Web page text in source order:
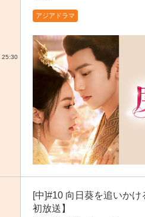
25:30
アジアドラマ
[中]#10 向日葵を追いかけ
初放送】